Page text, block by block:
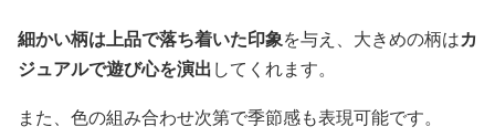
細かい柄は上品で落ち着いた印象を与え、大きめの柄はカ
ジュアルで遊び心を演出してくれます。
また、色の組み合わせ次第で季節感も表現可能です。